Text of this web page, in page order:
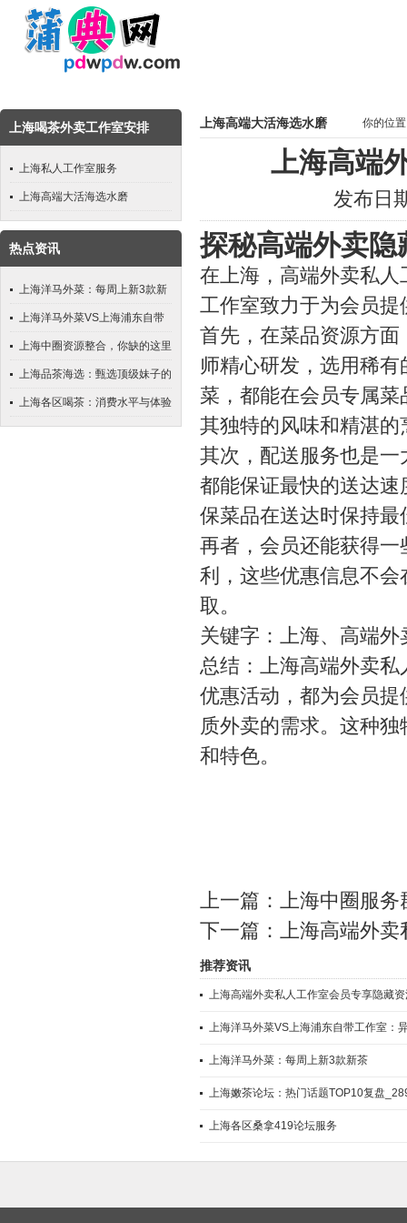
上海喝茶外卖工作室安排
上海私人工作室服务
上海高端大活海选水磨
热点资讯
上海洋马外菜：每周上新3款新
茶
上海洋马外菜VS上海浦东自带
工作室：异国风味与本地化体验
如何选？
上海中圈资源整合，你缺的这里
都有
上海品茶海选：甄选顶级妹子的
盛宴
上海各区喝茶：消费水平与体验
建议
上海高端大活海选水磨 你的位
上海高端
发布日
探秘高端外卖隐
在上海，高端外卖私
工作室致力于为会员
首先，在菜品资源方
师精心研发，选用稀
菜，都能在会员专属
其独特的风味和精湛
其次，配送服务也是
都能保证最快的送达
保菜品在送达时保持最
再者，会员还能获得
利，这些优惠信息不
取。
关键字：上海、高端
总结：上海高端外卖
优惠活动，都为会员
质外卖的需求。这种
和特色。
上一篇： 上海中圈服务
下一篇： 上海高端外卖
推荐资讯
上海高端外卖私人工作室会员专享隐藏
上海洋马外菜VS上海浦东自带工作室：
上海洋马外菜：每周上新3款新茶
上海嫩茶论坛：热门话题TOP10复盘
上海各区桑拿419论坛服务